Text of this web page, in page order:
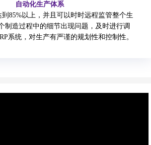
自动化生产体系
85%以上，并且可以时时远程监管整个生
制造过程中的细节出现问题，及时进行调
系统，对生产有严谨的规划性和控制性。